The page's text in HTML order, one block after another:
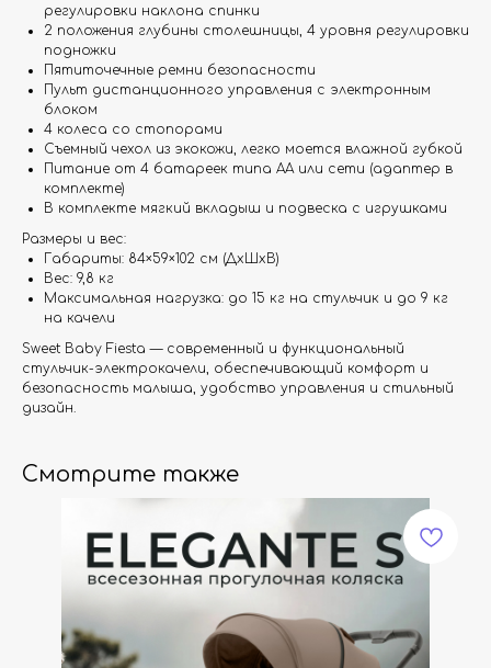
регулировки наклона спинки
2 положения глубины столешницы, 4 уровня регулировки
подножки
Пятиточечные ремни безопасности
Пульт дистанционного управления с электронным
блоком
4 колеса со стопорами
Съемный чехол из экокожи, легко моется влажной губкой
Питание от 4 батареек типа AA или сети (адаптер в
комплекте)
В комплекте мягкий вкладыш и подвеска с игрушками
Размеры и вес:
Габариты: 84×59×102 см (ДхШхВ)
Вес: 9,8 кг
Максимальная нагрузка: до 15 кг на стульчик и до 9 кг
на качели
Sweet Baby Fiesta — современный и функциональный
стульчик-электрокачели, обеспечивающий комфорт и
безопасность малыша, удобство управления и стильный
дизайн.
Смотрите также